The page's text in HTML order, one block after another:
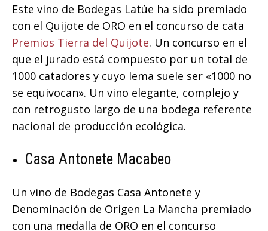
Este vino de Bodegas Latúe ha sido premiado
con el Quijote de ORO en el concurso de cata
Premios Tierra del Quijote. Un concurso en el
que el jurado está compuesto por un total de
1000 catadores y cuyo lema suele ser «1000 no
se equivocan». Un vino elegante, complejo y
con retrogusto largo de una bodega referente
nacional de producción ecológica.
Casa Antonete Macabeo
Un vino de Bodegas Casa Antonete y
Denominación de Origen La Mancha premiado
con una medalla de ORO en el concurso